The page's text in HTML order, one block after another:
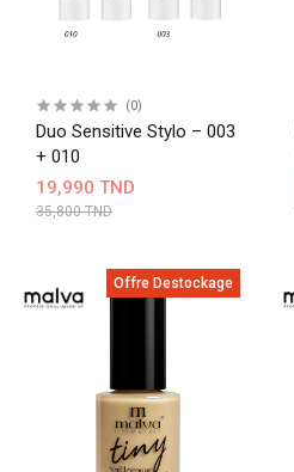
(0)
Duo Sensitive Stylo – 003
+ 010
19,990 TND
35,800 TND
Offre Destockage